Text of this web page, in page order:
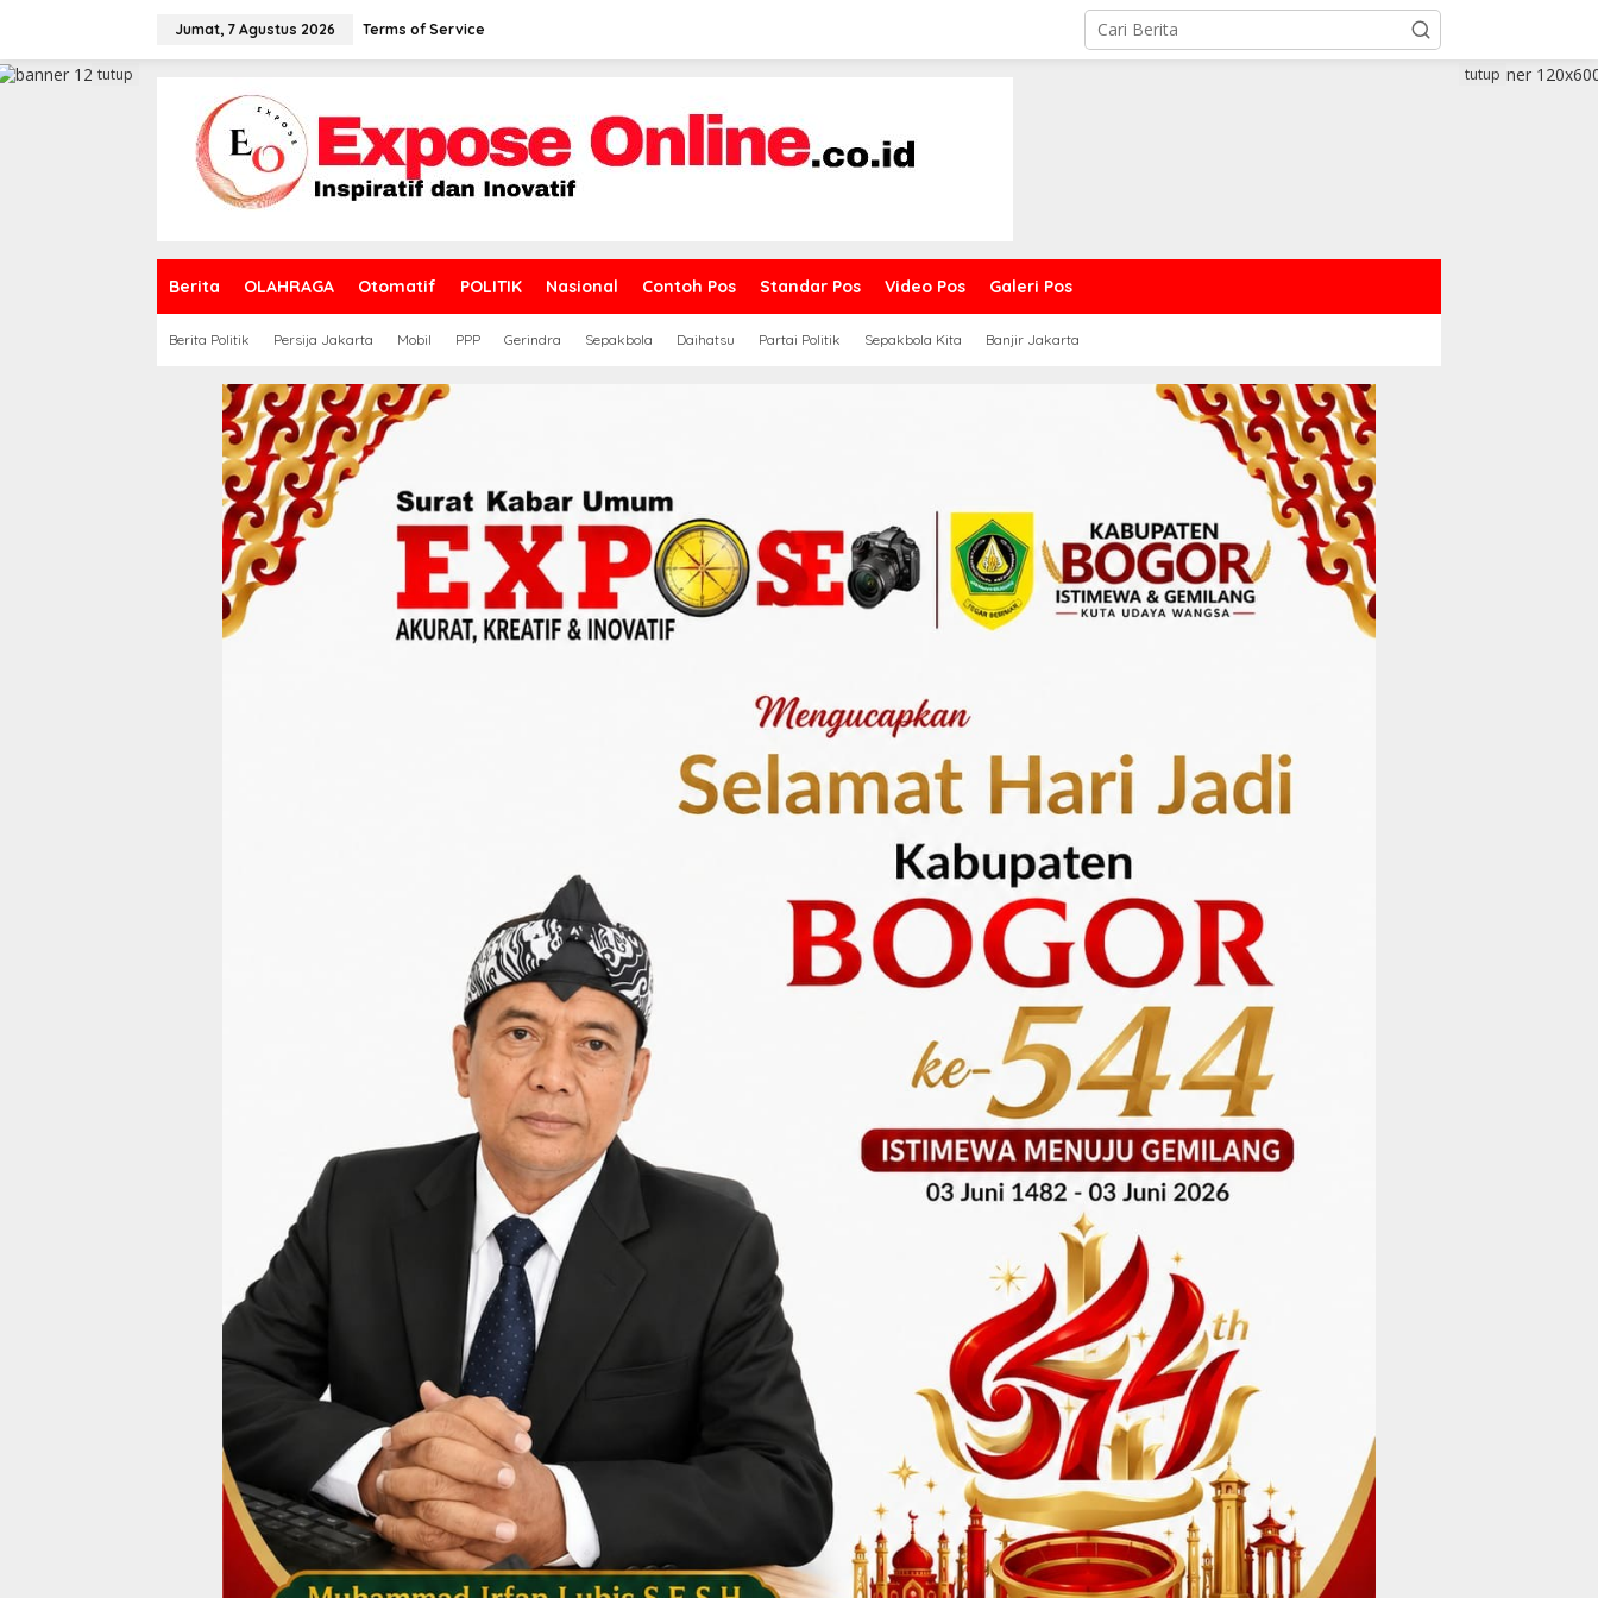
a
Jumat, 7 Agustus 2026 Terms of Service
Berita OLAHRAGA Otomatif POLITIK Nasional Contoh Pos Standar Pos Video Pos Galeri Pos
Berita Politik Persija Jakarta Mobil PPP Gerindra Sepakbola Daihatsu Partai Politik Sepakbola Kita Banjir Jakarta
tutup tutup